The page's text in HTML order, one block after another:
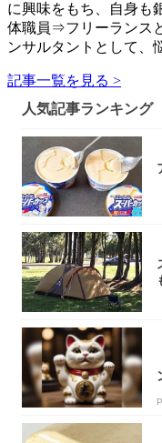
に興味をもち、自身
体職員⇒フリーランス
ンサルタントとして、
記事一覧を見る >
人気記事ランキング